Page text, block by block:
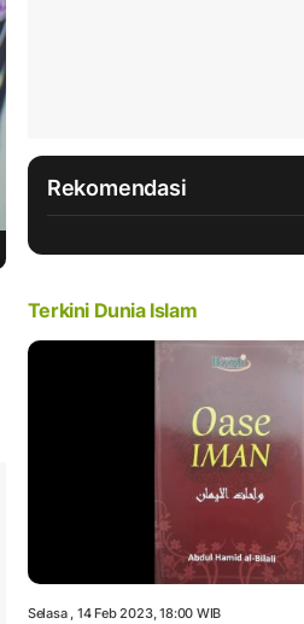
Rekomendasi
Terkini Dunia Islam
Selasa , 14 Feb 2023, 18:00 WIB